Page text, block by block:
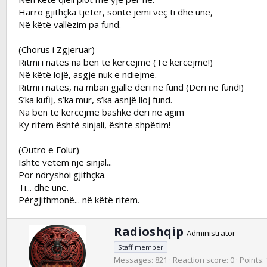
Harro gjithçka tjetër, sonte jemi veç ti dhe unë,
Në këtë vallëzim pa fund.
(Chorus i Zgjeruar)
Ritmi i natës na bën të kërcejmë (Të kërcejmë!)
Në këtë lojë, asgjë nuk e ndiejmë.
Ritmi i natës, na mban gjallë deri në fund (Deri në fund!)
S’ka kufij, s’ka mur, s’ka asnjë lloj fund.
Na bën të kërcejmë bashkë deri në agim
Ky ritëm është sinjali, është shpëtim!
(Outro e Folur)
Ishte vetëm një sinjal...
Por ndryshoi gjithçka.
Ti... dhe unë.
Përgjithmonë... në këtë ritëm.
W
r
t
Radioshqip Administrator
Staff member
Messages 821 Reaction score 0 Points